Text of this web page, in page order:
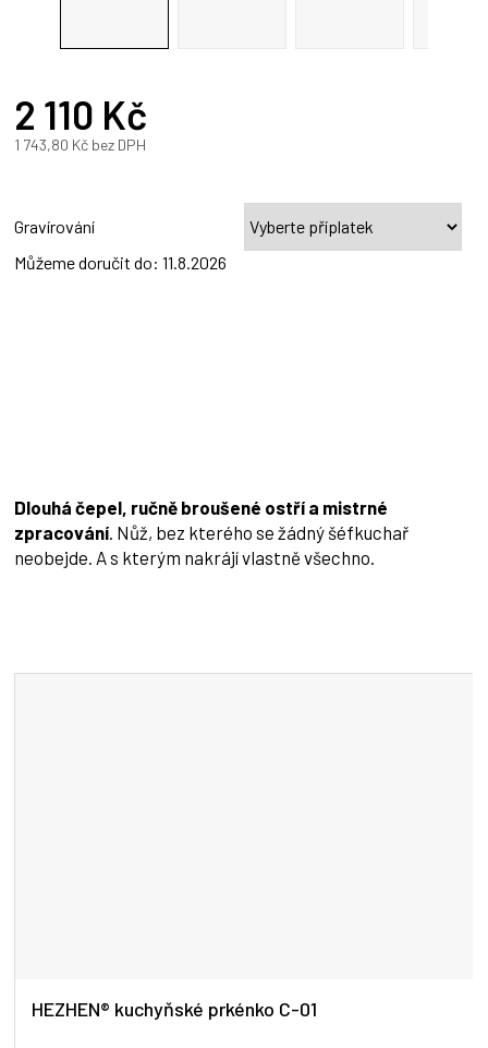
2 110 Kč
1 743,80 Kč bez DPH
Gravírování
Můžeme doručit do: 11.8.2026
Dlouhá čepel, ručně broušené ostří a mistrné
zpracování . Nůž, bez kterého se žádný šéfkuchař
neobejde. A s kterým nakrájí vlastně všechno.
HEZHEN® kuchyňské prkénko C-01